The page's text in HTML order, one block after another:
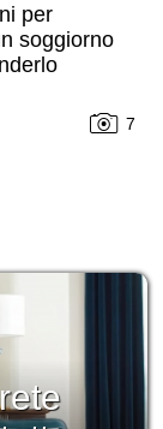
per
soggiorno
7